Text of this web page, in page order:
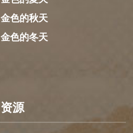
金色的秋天
金色的冬天
资源